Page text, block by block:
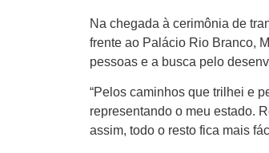
Sobre o Portal Acre
Expediente
Política de privacidade
Na chegada à cerimônia de
frente ao Palácio Rio Branco,
pessoas e a busca pelo
“Pelos caminhos que trilhei e
representando o meu estado.
assim, todo o resto fica mais